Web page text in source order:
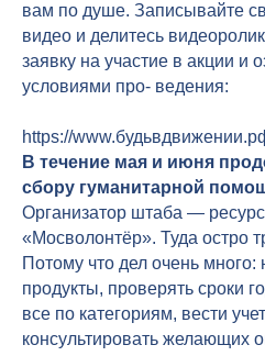
вам по душе. Записывайте
видео и делитесь
заявку на участие в акции и
условиями про- ведения:
https://
В течение мая и июня
сбору гуманитарной
Организатор штаба —
«Мосволонтёр». Туда остро
Потому что дел очень
продукты, проверять сроки
все по категориям, вести
консультировать желающих